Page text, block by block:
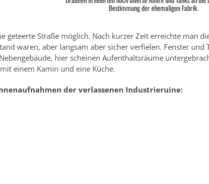
Bestimmung der ehemaligen Fabrik.
geteerte Straße möglich. Nach kurzer Zeit erreichte man
waren, aber langsam aber sicher verfielen. Fenster und
hier scheinen Aufenthaltsräume
einem Kamin und eine Küche.
der verlassenen Industrieruine: